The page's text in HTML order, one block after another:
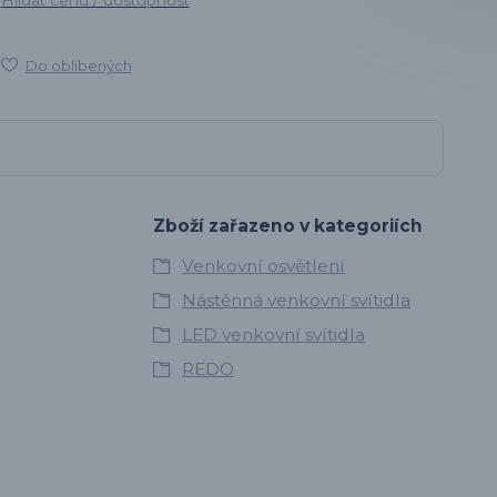
Do oblíbených
Zboží zařazeno v kategoriích
Venkovní osvětlení
Nástěnná venkovní svítidla
LED venkovní svítidla
REDO